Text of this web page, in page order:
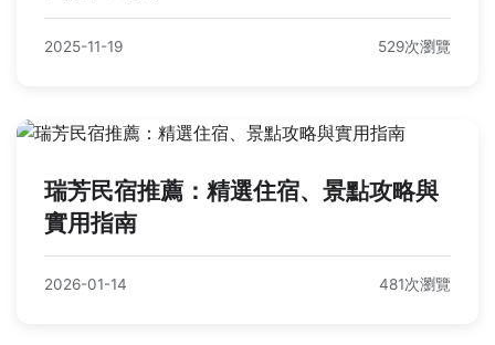
2025-11-19 529次瀏覽
瑞芳民宿推薦：精選住宿、景點攻略與
實用指南
2026-01-14 481次瀏覽